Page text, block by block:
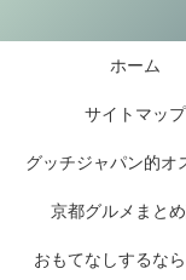
ホーム
サイトマップ
グッチジャパン的オ
京都グルメまと
おもてなしするな